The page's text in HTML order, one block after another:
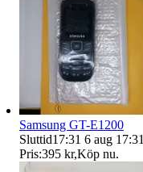
Samsung GT-E1200
Sluttid17:31 6 aug 17:31
Pris:395 kr,Köp nu.